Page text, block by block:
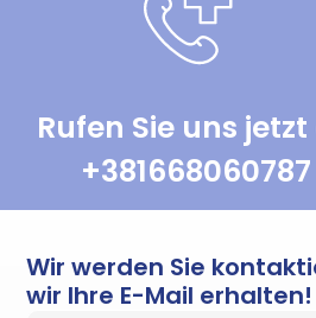
Rufen Sie uns
+381668060787
Wir werden Sie
wir Ihre E-Mail erhalten!